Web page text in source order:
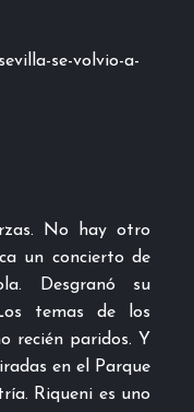
se-volvio-a-
No hay otro
un concierto de
Desgranó su
temas de los
recién paridos. Y
en el Parque
Riqueni es uno